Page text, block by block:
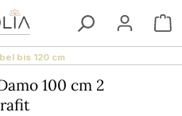
bis 120 cm
100 cm 2